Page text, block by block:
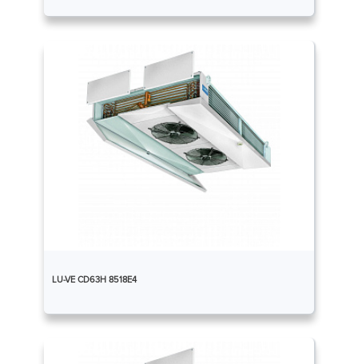
LU-VE CD63H 8518E4